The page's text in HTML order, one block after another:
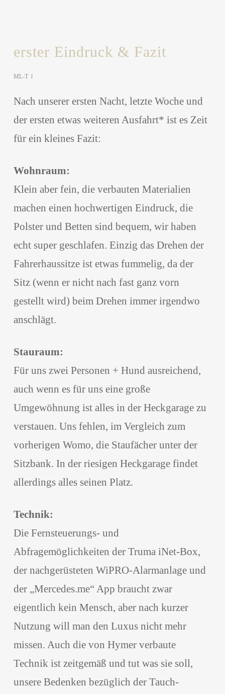
erster Eindruck & Fazit
ML-T
Nach unserer ersten Nacht, letzte Woche und
der ersten etwas weiteren Ausfahrt* ist es Zeit
für ein kleines Fazit:
Wohnraum:
Klein aber fein, die verbauten Materialien
machen einen hochwertigen Eindruck, die
Polster und Betten sind bequem, wir haben
echt super geschlafen. Einzig das Drehen der
Fahrerhaussitze ist etwas fummelig, da der
Sitz (wenn er nicht nach fast ganz vorn
gestellt wird) beim Drehen immer irgendwo
anschlägt.
Stauraum:
Für uns zwei Personen + Hund ausreichend,
auch wenn es für uns eine große
Umgewöhnung ist alles in der Heckgarage zu
verstauen. Uns fehlen, im Vergleich zum
vorherigen Womo, die Staufächer unter der
Sitzbank. In der riesigen Heckgarage findet
allerdings alles seinen Platz.
Technik:
Die Fernsteuerungs- und
Abfragemöglichkeiten der Truma iNet-Box,
der nachgerüsteten WiPRO-Alarmanlage und
der „Mercedes.me“ App braucht zwar
eigentlich kein Mensch, aber nach kurzer
Nutzung will man den Luxus nicht mehr
missen. Auch die von Hymer verbaute
Technik ist zeitgemäß und tut was sie soll,
unsere Bedenken bezüglich der Tauch-